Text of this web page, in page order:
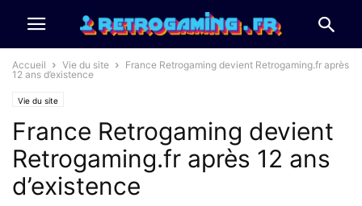
Accueil Vie du site
France Retrogaming devient Retrogaming.fr après
12 ans d’existence
Vie du site
France Retrogaming devient
Retrogaming.fr après 12 ans
d’existence